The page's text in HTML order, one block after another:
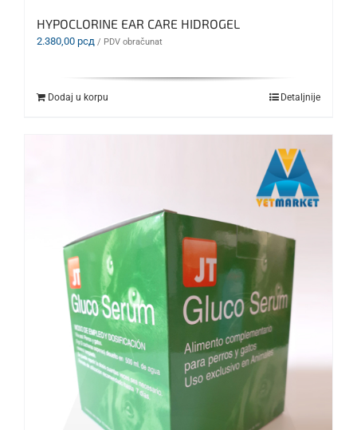
HYPOCLORINE EAR CARE HIDROGEL
2.380,00 рсд / PDV obračunat
Dodaj u korpu Detaljnije